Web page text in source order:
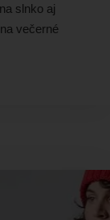
slnko aj
večerné